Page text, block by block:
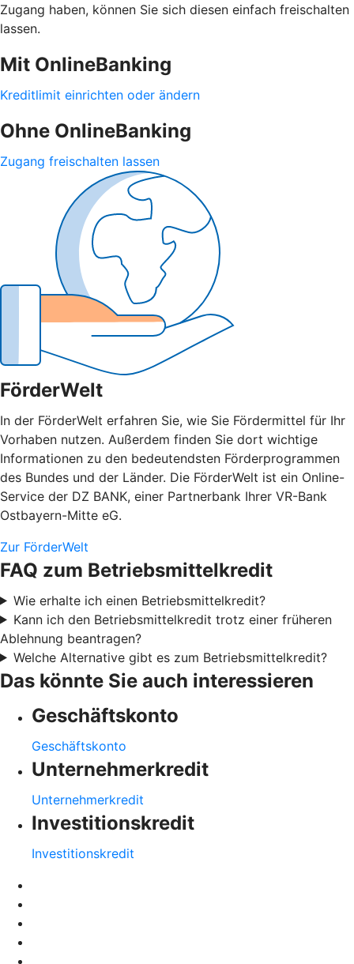
Zugang haben, können Sie sich diesen einfach freischalten
lassen.
Mit OnlineBanking
Kreditlimit einrichten oder ändern
Ohne OnlineBanking
Zugang freischalten lassen
FörderWelt
In der FörderWelt erfahren Sie, wie Sie Fördermittel für Ihr
Vorhaben nutzen. Außerdem finden Sie dort wichtige
Informationen zu den bedeutendsten Förderprogrammen
des Bundes und der Länder. Die FörderWelt ist ein Online-
Service der DZ BANK, einer Partnerbank Ihrer VR-Bank
Ostbayern-Mitte eG.
Zur FörderWelt
FAQ zum Betriebsmittelkredit
Wie erhalte ich einen Betriebsmittelkredit?
Kann ich den Betriebsmittelkredit trotz einer früheren
Ablehnung beantragen?
Welche Alternative gibt es zum Betriebsmittelkredit?
Das könnte Sie auch interessieren
Geschäftskonto
Geschäftskonto
Unternehmerkredit
Unternehmerkredit
Investitionskredit
Investitionskredit